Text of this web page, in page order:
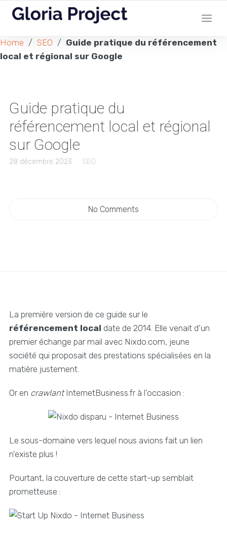
Home / SEO / Guide pratique du référencement
local et régional sur Google
Guide pratique du
référencement local et régional
sur Google
28 décembre 2023 SEO
No Comments
La première version de ce guide sur le
référencement local date de 2014. Elle venait d'un
premier échange par mail avec Nixdo.com, jeune
société qui proposait des prestations spécialisées en la
matière justement.
Or en crawlantInternetBusiness.fr à l'occasion :
Le sous-domaine vers lequel nous avions fait un lien
n'existe plus !
Pourtant, la couverture de cette start-up semblait
prometteuse :